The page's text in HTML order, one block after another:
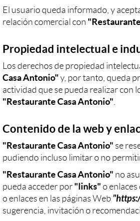
El usuario queda informado, y
relación comercial con
Propiedad intelectual e
Los derechos de propiedad
Casa Antonio" y, por tanto, queda
actividad que se pueda realizar con
"Restaurante Casa Antonio".
Contenido de la web y
"Restaurante Casa Antonio" se
pudiendo incluso limitar o no
"Restaurante Casa Antonio" no
pueda acceder por "links" o
o enlaces en las páginas Web
sugerencia, invitación o